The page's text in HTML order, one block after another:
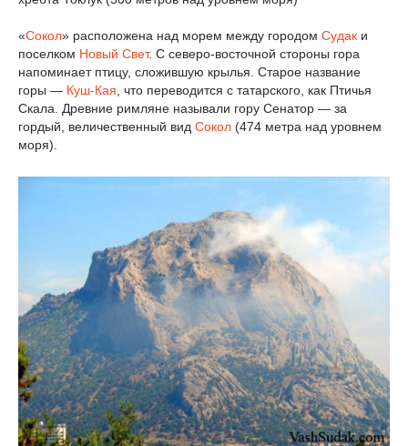
«Сокол» расположена над морем между городом Судак и
поселком Новый Свет. С северо-восточной стороны гора
напоминает птицу, сложившую крылья. Старое название
горы — Куш-Кая , что переводится с татарского, как Птичья
Скала. Древние римляне называли гору Сенатор — за
гордый, величественный вид Сокол (474 метра над уровнем
моря).